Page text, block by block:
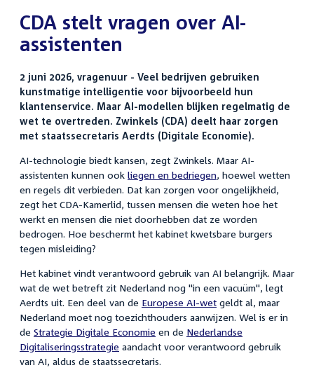
CDA stelt vragen over AI-
assistenten
2 juni 2026, vragenuur - Veel bedrijven gebruiken
kunstmatige intelligentie voor bijvoorbeeld hun
klantenservice. Maar AI-modellen blijken regelmatig de
wet te overtreden. Zwinkels (CDA) deelt haar zorgen
met staatssecretaris Aerdts (Digitale Economie).
AI-technologie biedt kansen, zegt Zwinkels. Maar AI-
assistenten kunnen ook liegen en bedriegen, hoewel wetten
en regels dit verbieden. Dat kan zorgen voor ongelijkheid,
zegt het CDA-Kamerlid, tussen mensen die weten hoe het
werkt en mensen die niet doorhebben dat ze worden
bedrogen. Hoe beschermt het kabinet kwetsbare burgers
tegen misleiding?
Het kabinet vindt verantwoord gebruik van AI belangrijk. Maar
wat de wet betreft zit Nederland nog "in een vacuüm", legt
Aerdts uit. Een deel van de Europese AI-wet geldt al, maar
Nederland moet nog toezichthouders aanwijzen. Wel is er in
de Strategie Digitale Economie en de Nederlandse
Digitaliseringsstrategie aandacht voor verantwoord gebruik
van AI, aldus de staatssecretaris.